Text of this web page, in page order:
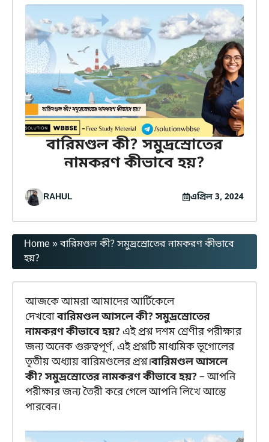
বারিমণ্ডল কী? সমুদ্রস্রোতের
নামকরণ কীভাবে হয়?
RAHUL এপ্রিল 3, 2024
Home»বারিমণ্ডল কী? সমুদ্রস্রোতের নামকরণ কীভাবে
হয়?
আজকে আমরা আমাদের আর্টিকেলে
দেখবোবারিমণ্ডল আসলে কী? সমুদ্রস্রোতের
নামকরণ কীভাবে হয়?এই প্রশ্ন দশম শ্রেণীর পরীক্ষার
জন্য অনেক গুরুত্বপূর্ণ, এই প্রশ্নটি মাধ্যমিক ভূগোলের
তৃতীয় অধ্যায় বারিমণ্ডলের প্রশ্ন।বারিমণ্ডল আসলে
কী? সমুদ্রস্রোতের নামকরণ কীভাবে হয়?– আপনি
পরীক্ষার জন্য তৈরী করে গেলে আপনি লিখে আস্তে
পারবেন।